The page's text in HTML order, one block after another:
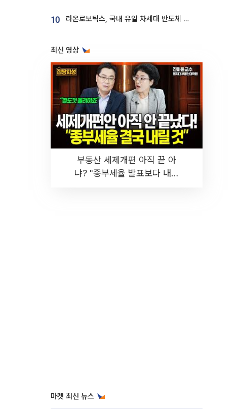
10 라온로보틱스, 국내 유일 차세대 반도체 공정 로봇 개발 ‘고객사 테스트 진행’
최신 영상
부동산 세제개편 아직 끝 아
냐? "종부세율 발표보다 내릴
마켓 최신 뉴스